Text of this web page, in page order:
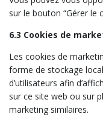
sur le bouton “Gérer le
6.3 Cookies de
Les cookies de
forme de stockage
d’utilisateurs afin
sur ce site web ou sur
marketing similaires.